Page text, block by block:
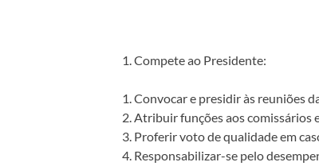
Compete ao Presidente:
Convocar e presidir às reuniões
Atribuir funções aos comissários
Proferir voto de qualidade em
Responsabilizar-se pelo